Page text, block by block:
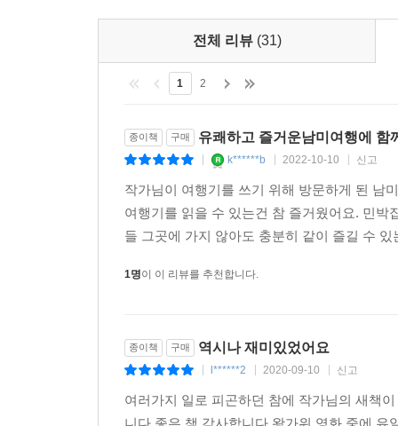
고 노래하는 행위 자체가 목적이자 기쁨이 아니라
--- 「칠레, 「31회 유랑 악단처럼」 중에서
스’의 심장이라 할 수 있는 보카 지역에 가서 안심
800년대 중반부터 간직해온 시간을 미래 후손에
80년대의 번영이, 바 ‘수르’에는 [해피 투게더]
만에, 때로는 몇십 분 만에, 며칠 내내 오가고 있었
싶다. 이 도시에서는 장편소설을 쓰기 어려울 것
것’에 비견하는 범죄일 것 같기 때문이다.
전체 리뷰 (31)
1 2
종이책 구매 유쾌하고 즐거운남미여행에 함
k******b 2022-10-10 신고
작가님이 여행기를 쓰기 위해 방문하게 된 남
여행기를 읽을 수 있는건 참 즐거웠어요. 민
들 그곳에 가지 않아도 충분히 같이 즐길 수
1명이 이 리뷰를 추천합니다.
종이책 구매 역시나 재미있었어요
l******2 2020-09-10 신고
여러가지 일로 피곤하던 참에 작가님의 새책
니다.좋은 책 감사합니다.왕가위 영화 중에